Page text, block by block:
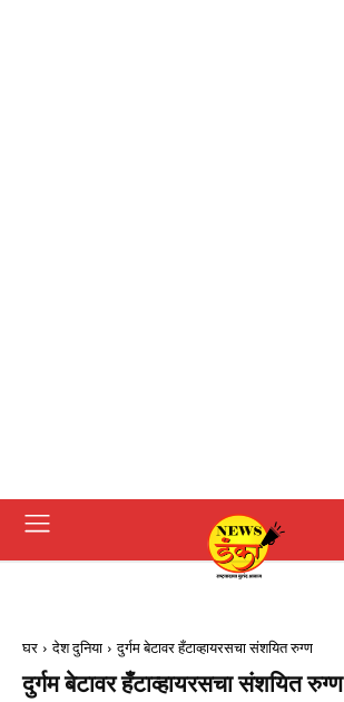
घर देश दुनिया दुर्गम बेटावर हँटाव्हायरसचा संशयित रुग्ण
दुर्गम बेटावर हँटाव्हायरसचा संशयित रुग्ण